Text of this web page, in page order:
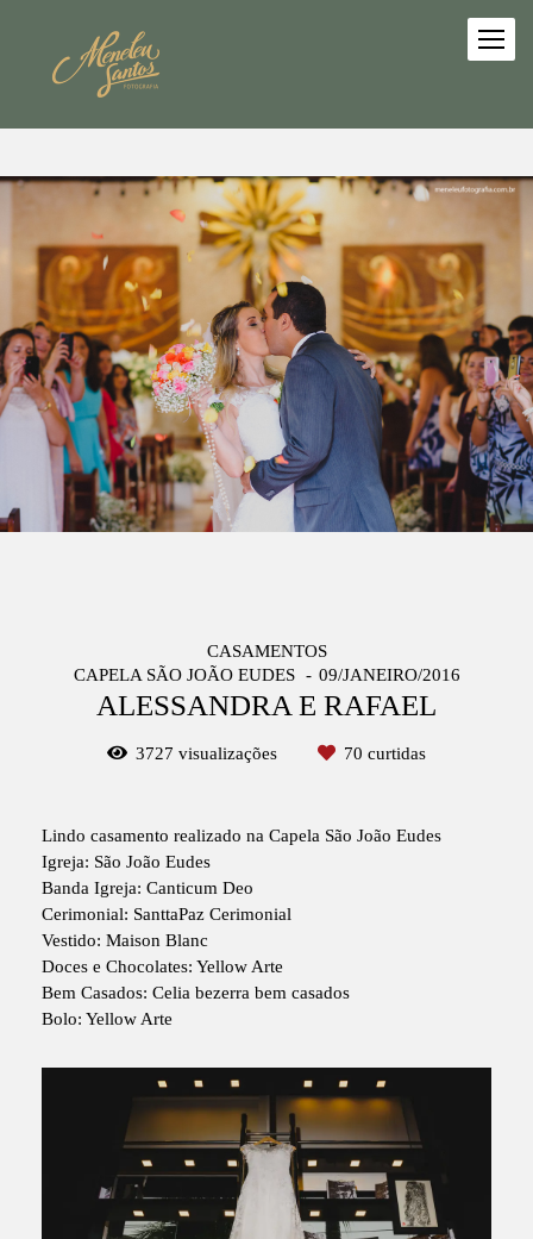
CASAMENTOS
CAPELA SÃO JOÃO EUDES
09/JANEIRO/2016
ALESSANDRA E RAFAEL
3727 visualizações 70 curtidas
Lindo casamento realizado na Capela São João Eudes
Igreja: São João Eudes
Banda Igreja: Canticum Deo
Cerimonial: SanttaPaz Cerimonial
Vestido: Maison Blanc
Doces e Chocolates: Yellow Arte
Bem Casados: Celia bezerra bem casados
Bolo: Yellow Arte